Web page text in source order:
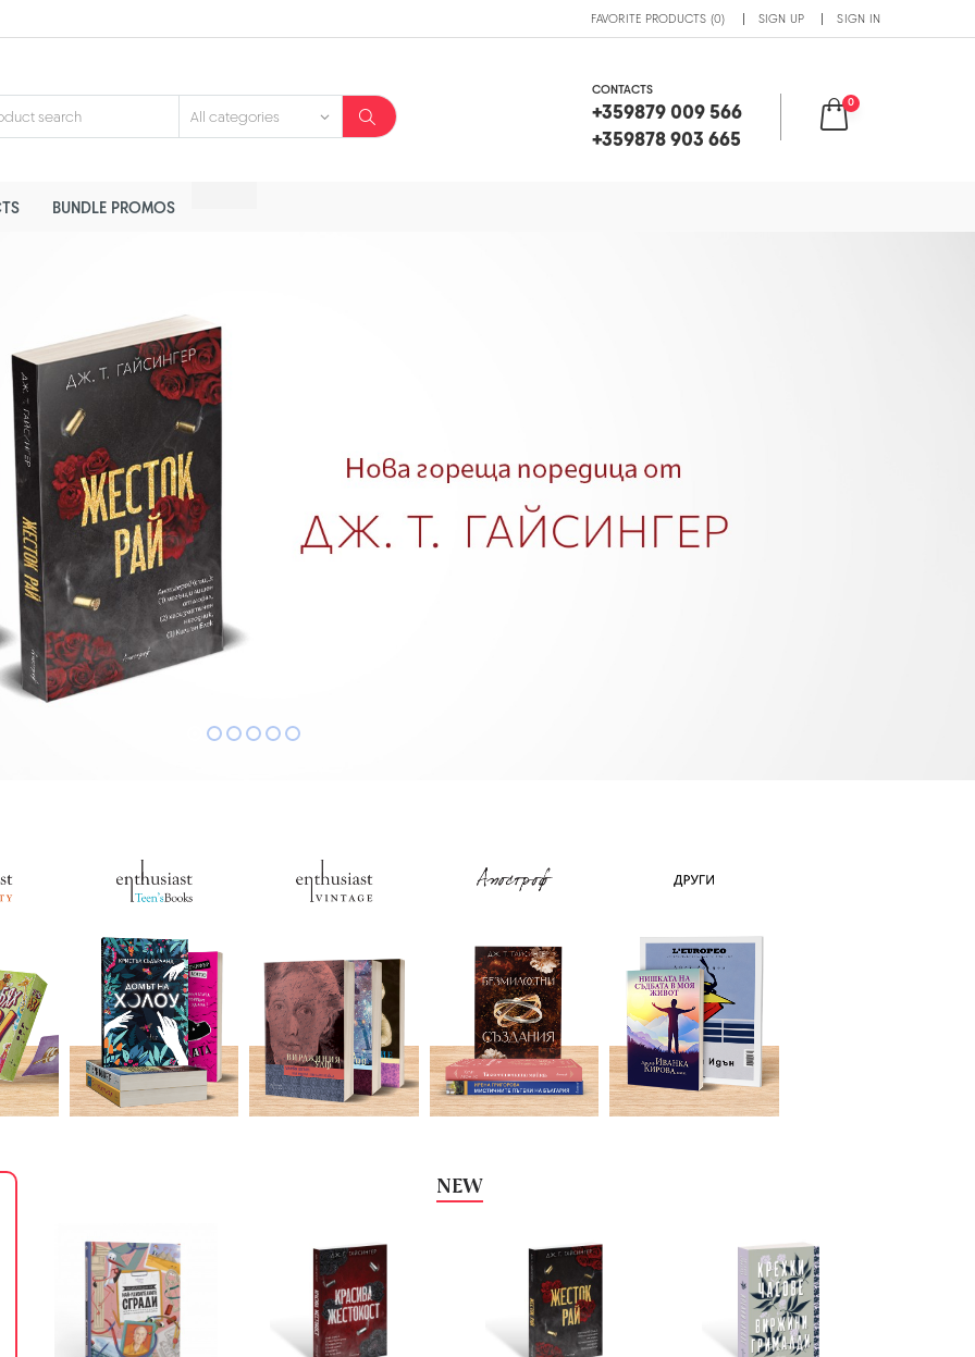
FAVORITE PRODUCTS (0) SIGN UP SIGN IN
CONTACTS
+359879 009 566
+359878 903 665
0
BUNDLE PROMOS
-25% -3.99 EUR (7.80 ЛВ.)
NEW